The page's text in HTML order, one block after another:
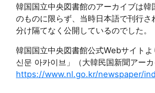
韓国国立中央図書館のアーカイブは韓
のものに限らず、当時日本語で刊行さ
分け隔てなく公開しているのでした。
韓国国立中央図書館公式Webサイト
신문 아카이브」（大韓民国新聞アーカ
https://www.nl.go.kr/newspaper/